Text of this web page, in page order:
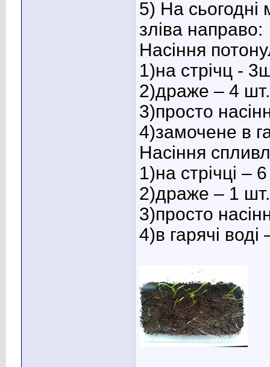
5) На сьогодні
зліва направо:
Насіння
1)на стрічц -
2)драже – 4 шт.
3)просто
4)замочене в
Насіння
1)на стрічці –
2)драже – 1 шт.
3)просто
4)в гарячі воді